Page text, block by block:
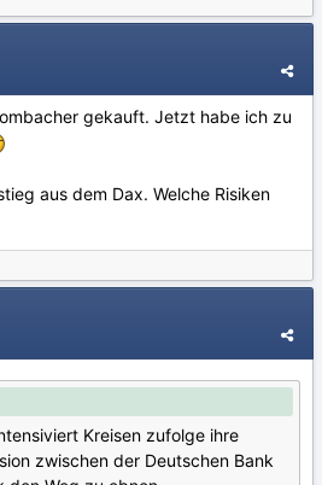
gekauft. Jetzt habe ich zu
aus dem Dax. Welche Risiken
Kreisen zufolge ihre
zwischen der Deutschen Bank